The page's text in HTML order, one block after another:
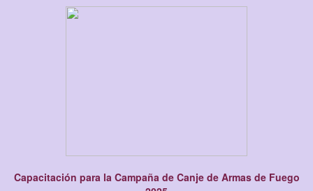
Capacitación para la Campaña de Canje de Armas de Fuego